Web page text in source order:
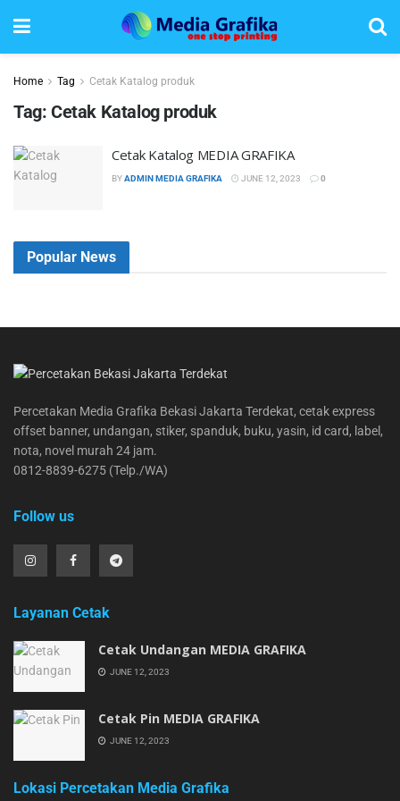
Home Tag Cetak Katalog produk
Tag: Cetak Katalog produk
Cetak Katalog MEDIA GRAFIKA
BYADMIN MEDIA GRAFIKA JUNE 12, 2023 0
Popular News
Percetakan Media Grafika Bekasi Jakarta Terdekat, cetak express
offset banner, undangan, stiker, spanduk, buku, yasin, id card, label,
nota, novel murah 24 jam.
0812-8839-6275 (Telp./WA)
Follow us
Layanan Cetak
Cetak Undangan MEDIA GRAFIKA
JUNE 12, 2023
Cetak Pin MEDIA GRAFIKA
JUNE 12, 2023
Lokasi Percetakan Media Grafika